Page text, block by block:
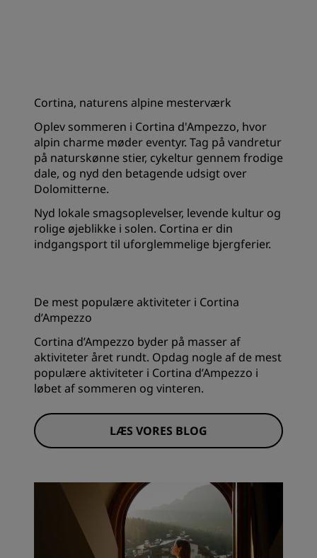
Cortina, naturens alpine mesterværk
Oplev sommeren i Cortina d'Ampezzo, hvor
alpin charme møder eventyr. Tag på vandretur
på naturskønne stier, cykeltur gennem frodige
dale, og nyd den betagende udsigt over
Dolomitterne.
Nyd lokale smagsoplevelser, levende kultur og
rolige øjeblikke i solen. Cortina er din
indgangsport til uforglemmelige bjergferier.
De mest populære aktiviteter i Cortina
d’Ampezzo
Cortina d’Ampezzo byder på masser af
aktiviteter året rundt. Opdag nogle af de mest
populære aktiviteter i Cortina d’Ampezzo i
løbet af sommeren og vinteren.
LÆS VORES BLOG